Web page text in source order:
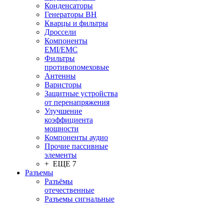
Конденсаторы
Генераторы ВН
Кварцы и фильтры
Дроссели
Компоненты
EMI/EMC
Фильтры
противопомеховые
Антенны
Варисторы
Защитные устройства
от перенапряжения
Улучшение
коэффициента
мощности
Компоненты аудио
Прочие пассивные
элементы
+ ЕЩЕ 7
Разъeмы
Разъёмы
отечественные
Разъeмы сигнальные